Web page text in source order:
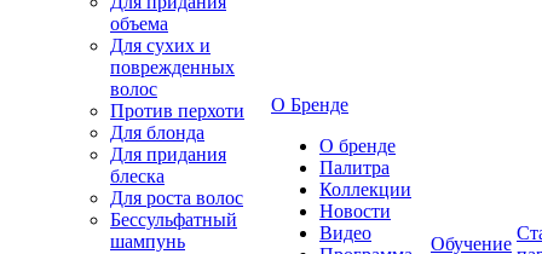
объема
Для сухих и
поврежденных
волос
Против перхоти
Для блонда
Для придания
блеска
Для роста волос
Бессульфатный
шампунь
О Бренде
О бренде
Палитра
Коллекции
Новости
Видео
Обучение